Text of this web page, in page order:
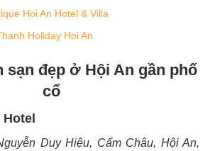
Hoi An Hotel & Villa
Holiday Hoi An
sạn đẹp ở Hội An gần phố
cổ
Duy Hiệu, Cẩm Châu, Hội An,